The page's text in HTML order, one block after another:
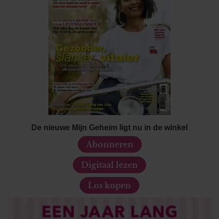
De nieuwe Mijn Geheim ligt nu in de winkel
Abonneren
Digitaal lezen
Los kopen